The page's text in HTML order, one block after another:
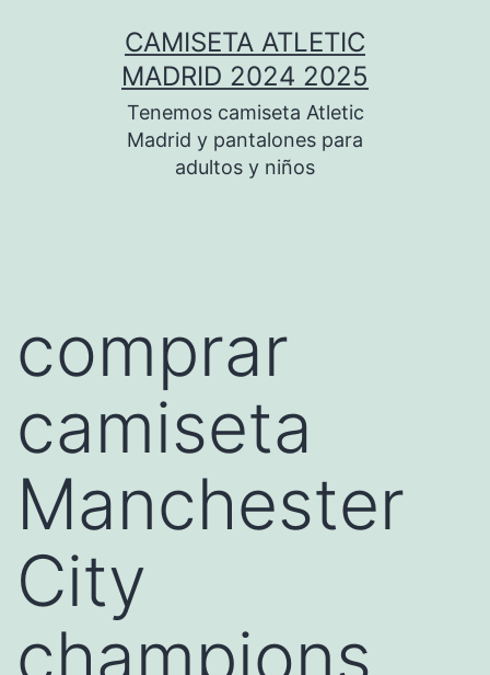
CAMISETA ATLETIC
MADRID 2024 2025
Tenemos camiseta Atletic
Madrid y pantalones para
adultos y niños
comprar
camiseta
Manchester
City
champions